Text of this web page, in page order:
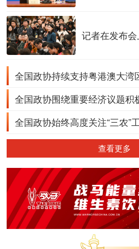
记者在发布会
全国政协持续支持粤港澳大湾
全国政协围绕重要经济议题积
全国政协始终高度关注“三农”
查看更多